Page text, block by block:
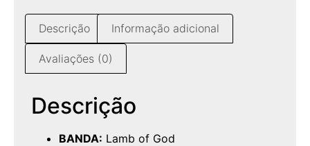
Descrição Informação adicional
Avaliações (0)
Descrição
BANDA: Lamb of God